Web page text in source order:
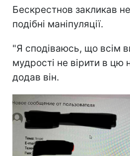
Бескрестнов закликав
подібні маніпуляції.
"Я сподіваюсь, що всім
мудрості не вірити в цю
додав він.